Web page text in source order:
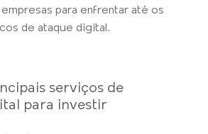
para enfrentar até os
de ataque digital.
serviços de
para investir